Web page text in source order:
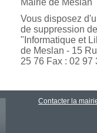
Mairie de Meslan
Vous disposez
de suppression
"Informatique et
de Meslan - 15
25 76 Fax : 02 97
Contacter la